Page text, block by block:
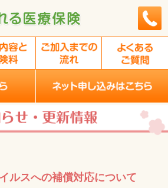
ルスへの補償対応について